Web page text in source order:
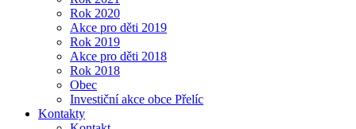
Rok 2020
Akce pro děti 2019
Rok 2019
Akce pro děti 2018
Rok 2018
Obec
Investiční akce obce Přelíc
Kontakty